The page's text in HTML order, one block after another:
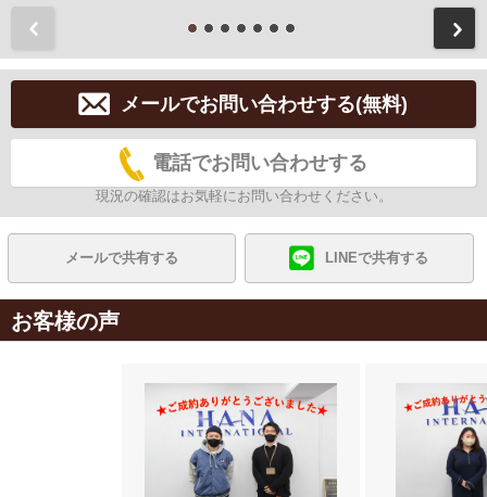
メールでお問い合わせする(無料)
電話でお問い合わせする
現況の確認はお気軽にお問い合わせください。
メールで共有する LINEで共有する
お客様の声